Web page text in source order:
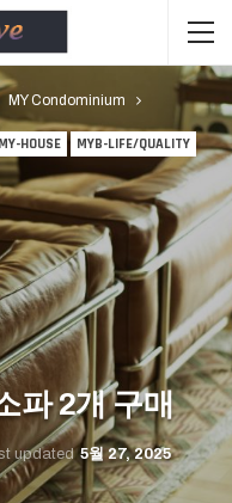
MY Condominium
HOUSE MYB-LIFE/QUALITY
파 2개 구매
updated 5월 27, 2025